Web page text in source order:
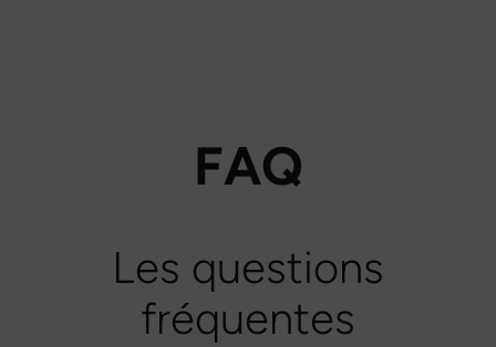
FAQ
Les questions
fréquentes